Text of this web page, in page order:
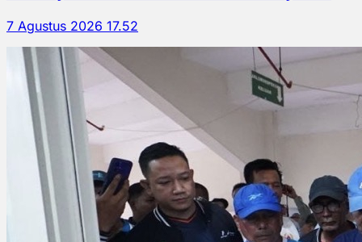
7 Agustus 2026 17.52